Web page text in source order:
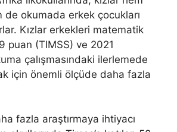
de okumada erkek çocukları
Kızlar erkekleri matematik
puan (TIMSS) ve 2021
çalışmasındaki ilerlemede
için önemli ölçüde daha fazla
fazla araştırmaya ihtiyacı